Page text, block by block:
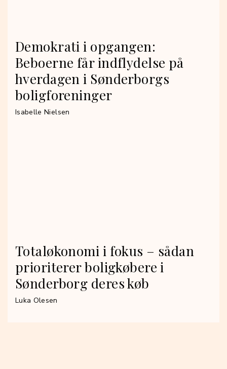
Demokrati i opgangen:
Beboerne får indflydelse på
hverdagen i Sønderborgs
boligforeninger
Isabelle Nielsen
Totaløkonomi i fokus – sådan
prioriterer boligkøbere i
Sønderborg deres køb
Luka Olesen